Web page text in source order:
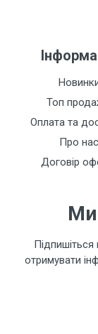
Топ
Оплата та
Про нас
Договір
Ми
отримувати